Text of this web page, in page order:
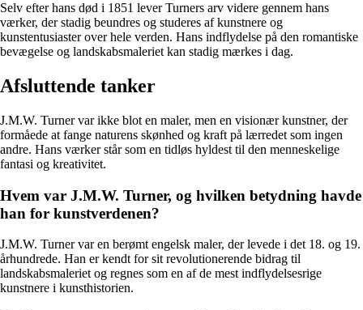
Selv efter hans død i 1851 lever Turners arv videre gennem hans
værker, der stadig beundres og studeres af kunstnere og
kunstentusiaster over hele verden. Hans indflydelse på den romantiske
bevægelse og landskabsmaleriet kan stadig mærkes i dag.
Afsluttende tanker
J.M.W. Turner var ikke blot en maler, men en visionær kunstner, der
formåede at fange naturens skønhed og kraft på lærredet som ingen
andre. Hans værker står som en tidløs hyldest til den menneskelige
fantasi og kreativitet.
Hvem var J.M.W. Turner, og hvilken betydning havde
han for kunstverdenen?
J.M.W. Turner var en berømt engelsk maler, der levede i det 18. og 19.
århundrede. Han er kendt for sit revolutionerende bidrag til
landskabsmaleriet og regnes som en af de mest indflydelsesrige
kunstnere i kunsthistorien.